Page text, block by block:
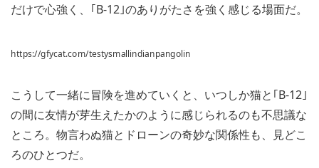
だけで心強く、｢B-12｣のありがたさを強く感じる場面だ。
https://gfycat.com/testysmallindianpangolin
こうして一緒に冒険を進めていくと、いつしか猫と｢B-12｣
の間に友情が芽生えたかのように感じられるのも不思議な
ところ。物言わぬ猫とドローンの奇妙な関係性も、見どこ
ろのひとつだ。